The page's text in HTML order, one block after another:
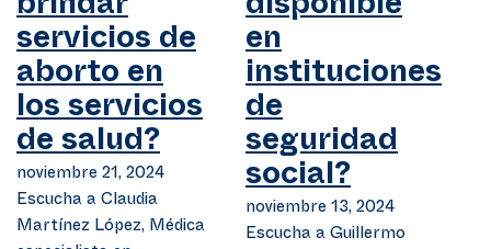
brindar
servicios de
aborto en
los servicios
de salud?
noviembre 21, 2024
Escucha a Claudia
Martínez López, Médica
disponible
en
instituciones
de
seguridad
social?
noviembre 13, 2024
Escucha a Guillermo